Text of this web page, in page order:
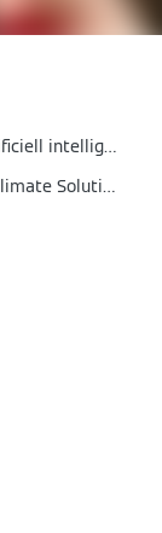
Viessmann och Kapacity.io använder artificiell intelligens för att erbjuda besparingar vid fluktuationer i elpriset
Carrier slutför förvärvet av Viessmann Climate Solutions